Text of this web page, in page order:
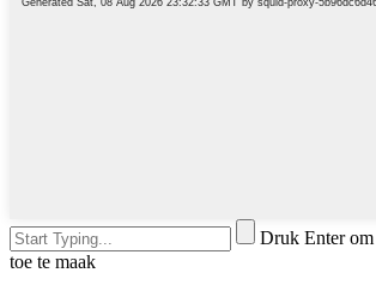
Druk Enter
toe te maak